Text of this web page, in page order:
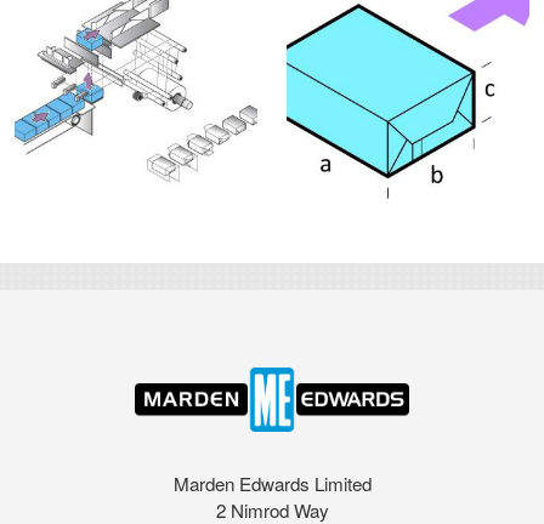
Marden Edwards Limited
2 Nimrod Way